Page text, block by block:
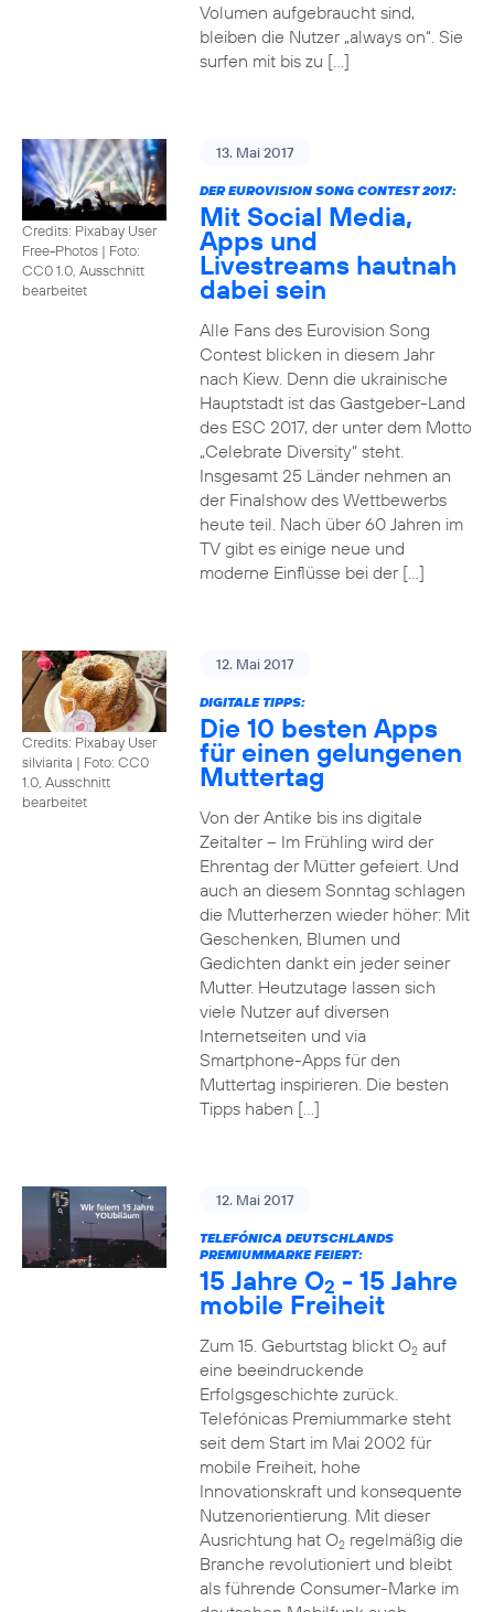
Volumen aufgebraucht sind,
bleiben die Nutzer „always on“. Sie
surfen mit bis zu […]
Credits: Pixabay User
Free-Photos | Foto:
CC0 1.0, Ausschnitt
bearbeitet
13. Mai 2017
DER EUROVISION SONG CONTEST 2017:
Mit Social Media,
Apps und
Livestreams hautnah
dabei sein
Alle Fans des Eurovision Song
Contest blicken in diesem Jahr
nach Kiew. Denn die ukrainische
Hauptstadt ist das Gastgeber-Land
des ESC 2017, der unter dem Motto
„Celebrate Diversity“ steht.
Insgesamt 25 Länder nehmen an
der Finalshow des Wettbewerbs
heute teil. Nach über 60 Jahren im
TV gibt es einige neue und
moderne Einflüsse bei der […]
Credits: Pixabay User
silviarita | Foto: CC0
1.0, Ausschnitt
bearbeitet
12. Mai 2017
DIGITALE TIPPS:
Die 10 besten Apps
für einen gelungenen
Muttertag
Von der Antike bis ins digitale
Zeitalter – Im Frühling wird der
Ehrentag der Mütter gefeiert. Und
auch an diesem Sonntag schlagen
die Mutterherzen wieder höher: Mit
Geschenken, Blumen und
Gedichten dankt ein jeder seiner
Mutter. Heutzutage lassen sich
viele Nutzer auf diversen
Internetseiten und via
Smartphone-Apps für den
Muttertag inspirieren. Die besten
Tipps haben […]
12. Mai 2017
TELEFÓNICA DEUTSCHLANDS
PREMIUMMARKE FEIERT:
15 Jahre O2 - 15 Jahre
mobile Freiheit
Zum 15. Geburtstag blickt O2auf
eine beeindruckende
Erfolgsgeschichte zurück.
Telefónicas Premiummarke steht
seit dem Start im Mai 2002 für
mobile Freiheit, hohe
Innovationskraft und konsequente
Nutzenorientierung. Mit dieser
Ausrichtung hat O2regelmäßig die
Branche revolutioniert und bleibt
als führende Consumer-Marke im